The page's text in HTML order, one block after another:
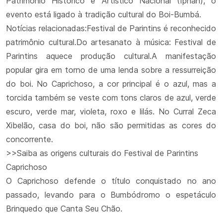
evento está ligado à tradição cultural do Boi-Bumbá.
Notícias relacionadas:Festival de Parintins é reconhecido
patrimônio cultural.Do artesanato à música: Festival de
Parintins aquece produção cultural.A manifestação
popular gira em torno de uma lenda sobre a ressurreição
do boi. No Caprichoso, a cor principal é o azul, mas a
torcida também se veste com tons claros de azul, verde
escuro, verde mar, violeta, roxo e lilás. No Curral Zeca
Xibelão, casa do boi, não são permitidas as cores do
concorrente.
>>Saiba as origens culturais do Festival de Parintins
Caprichoso
O Caprichoso defende o título conquistado no ano
passado, levando para o Bumbódromo o espetáculo
Brinquedo que Canta Seu Chão.